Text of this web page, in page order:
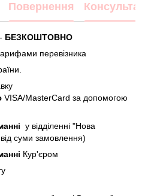
Повернення
БЕЗКОШТОВНО
перевізника
VISA/MasterCard за допомогою
у відділенні "Нова
суми замовлення)
Кур'єром